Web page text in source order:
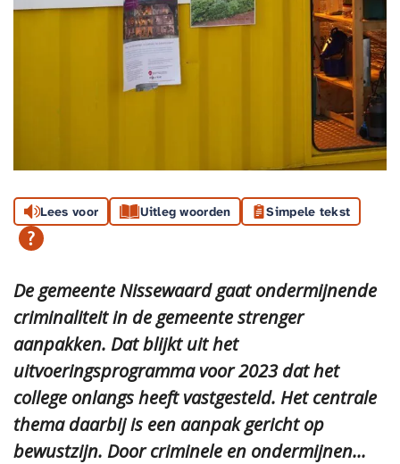
Lees voor Uitleg woorden Simpele tekst
De gemeente Nissewaard gaat ondermijnende
criminaliteit in de gemeente strenger
aanpakken. Dat blijkt uit het
uitvoeringsprogramma voor 2023 dat het
college onlangs heeft vastgesteld. Het centrale
thema daarbij is een aanpak gericht op
bewustzijn. Door criminele en ondermijnen...